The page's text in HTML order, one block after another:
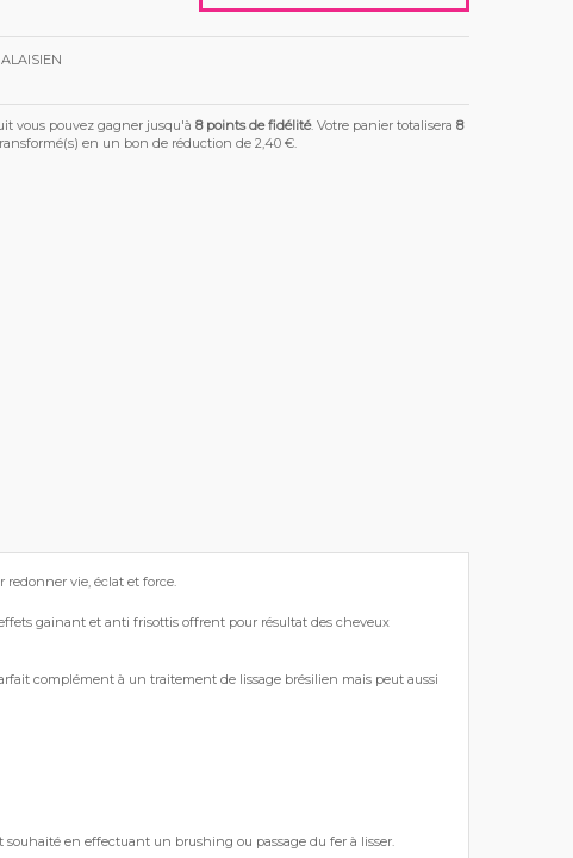
vous pouvez gagner jusqu'à 8points de fidélité. Votre panier totalisera 8
en un bon de réduction de 2,40 €.
redonner vie, éclat et force.
gainant et anti frisottis offrent pour résultat des cheveux
complément à un traitement de lissage brésilien mais peut aussi
en effectuant un brushing ou passage du fer à lisser.